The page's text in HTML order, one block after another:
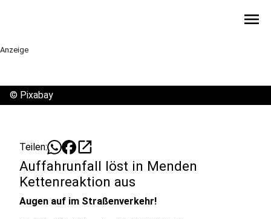
menu
Anzeige
© Pixabay
Teilen: open_in_new
Auffahrunfall löst in Menden
Kettenreaktion aus
Augen auf im Straßenverkehr!